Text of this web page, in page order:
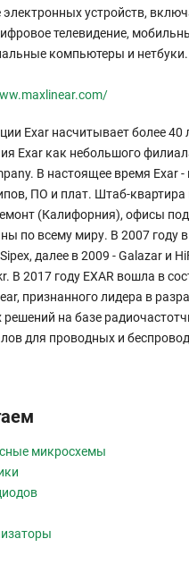
устройств,
телевидение,
компьютеры и нетбуки.
Exar насчитывает более 40
Exar как небольшого
В настоящее время Exar -
ПО и плат. Штаб-
(Калифорния), офисы
по всему миру. В 2007 году в
далее в 2009 - Galazar и
В 2017 году EXAR вошла в
признанного лидера в
решений на базе
для проводных и
микросхемы